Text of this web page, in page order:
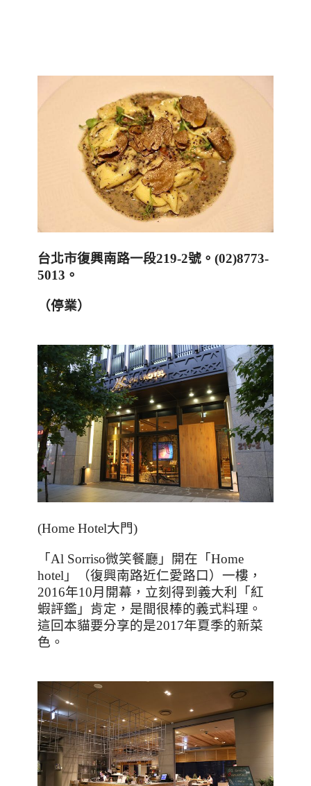
台北市復興南路一段219-2號。 (02)8773-
5013 。
（停業）
(Home Hotel大門)
「Al Sorriso微笑餐廳」開在「Home
hotel 」（復興南路近仁愛路口）一樓，
2016年10月開幕，立刻得到義大利「紅
蝦評鑑」肯定，是間很棒的義式料理。
這回本貓要分享的是2017年夏季的新菜
色。